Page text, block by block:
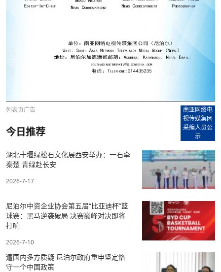
列表页广告
南亚网络电
视传媒集团
采编人员公
示
今日推荐
湖北十堰绿松石文化展西安举办：一石牵
秦楚 青绿赴长安
2026-7-17
尼泊尔中资企业协会第五届“比亚迪杯”篮
球赛：黑马逆袭破局 决赛巅峰对决即将
打响
2026-7-10
遭国内多方质疑 尼泊尔政府重申坚定恪
守一个中国政策